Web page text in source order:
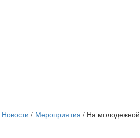
Новости / Мероприятия / На